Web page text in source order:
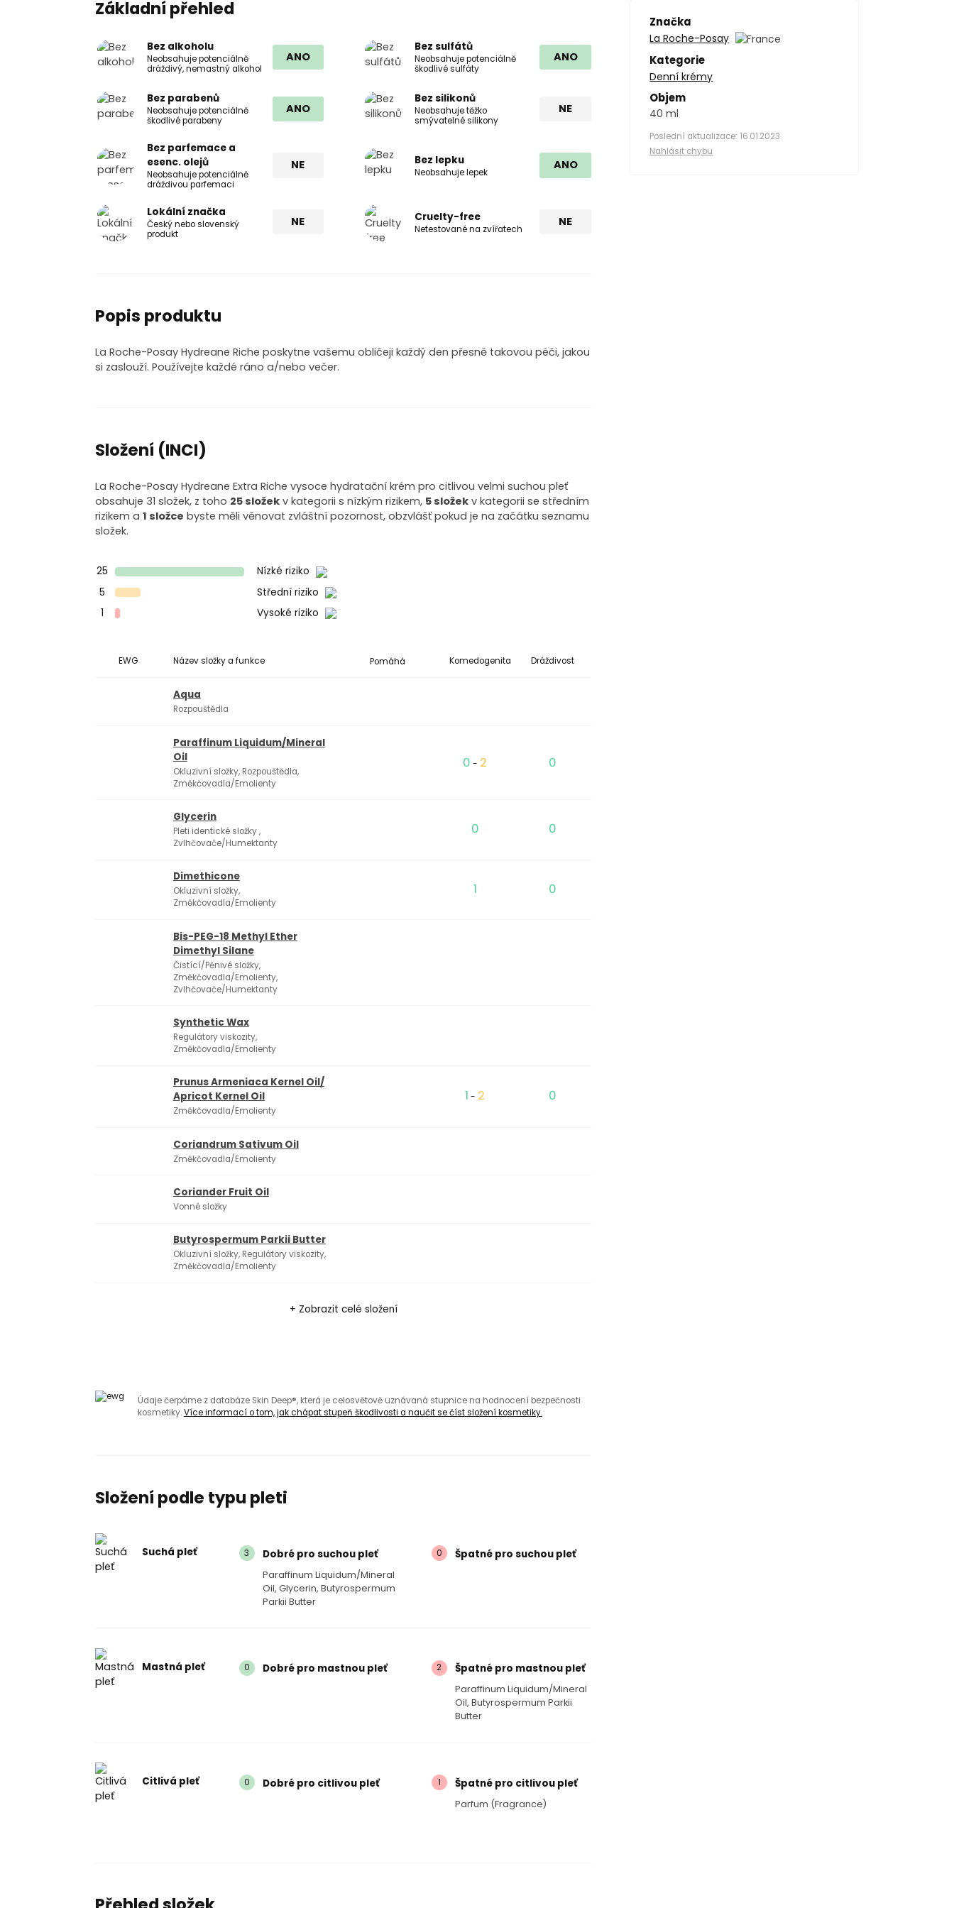
Základní přehled
Bez alkoholu
Neobsahuje potenciálně
dráždivý, nemastný alkohol
ANO
Bez sulfátů
Neobsahuje potenciálně
škodlivé sulfáty
ANO
Bez parabenů
Neobsahuje potenciálně
škodlivé parabeny
ANO
Bez silikonů
Neobsahuje těžko
smývatelné silikony
NE
Bez parfemace a
esenc. olejů
Neobsahuje potenciálně
dráždivou parfemaci
NE Bez lepku
Neobsahuje lepek
ANO
Lokální značka
Český nebo slovenský
produkt
NE Cruelty-free
Netestované na zvířatech
NE
Popis produktu
La Roche-Posay Hydreane Riche poskytne vašemu obličeji každý den přesně takovou péči, jakou
si zaslouží. Používejte každé ráno a/nebo večer.
Složení (INCI)
La Roche-Posay Hydreane Extra Riche vysoce hydratační krém pro citlivou velmi suchou pleť
obsahuje 31 složek, z toho 25 složek v kategorii s nízkým rizikem, 5 složek v kategorii se středním
rizikem a1 složce byste měli věnovat zvláštní pozornost, obzvlášť pokud je na začátku seznamu
složek.
25
Nízké riziko
5
Střední riziko
1
Vysoké riziko
EWG Název složky a funkce Pomáhá Komedogenita Dráždivost
Aqua
Rozpouštědla
Paraffinum Liquidum/​Mineral
Oil
Okluzivní složky, Rozpouštědla,
Změkčovadla/Emolienty
0 - 2 0
Glycerin
Pleti identické složky ,
Zvlhčovače/Humektanty
0 0
Dimethicone
Okluzivní složky,
Změkčovadla/Emolienty
1 0
Bis-PEG-18 Methyl Ether
Dimethyl Silane
Čistící/Pěnivé složky,
Změkčovadla/Emolienty,
Zvlhčovače/Humektanty
Synthetic Wax
Regulátory viskozity,
Změkčovadla/Emolienty
Prunus Armeniaca Kernel Oil/​
Apricot Kernel Oil
Změkčovadla/Emolienty
1 - 2 0
Coriandrum Sativum Oil
Změkčovadla/Emolienty
Coriander Fruit Oil
Vonné složky
Butyrospermum Parkii Butter
Okluzivní složky, Regulátory viskozity,
Změkčovadla/Emolienty
+ Zobrazit celé složení
Údaje čerpáme z databáze Skin Deep®, která je celosvětově uznávaná stupnice na hodnocení bezpečnosti
kosmetiky.Více informací o tom, jak chápat stupeň škodlivosti a naučit se číst složení kosmetiky.
Složení podle typu pleti
Suchá pleť 3 Dobré pro suchou pleť
Paraffinum Liquidum/​mineral
Oil, Glycerin, Butyrospermum
Parkii Butter
0 Špatné pro suchou pleť
Mastná pleť 0 Dobré pro mastnou pleť 2 Špatné pro mastnou pleť
Paraffinum Liquidum/​mineral
Oil, Butyrospermum Parkii
Butter
Citlivá pleť 0 Dobré pro citlivou pleť 1 Špatné pro citlivou pleť
Parfum (fragrance)
Značka
La Roche-Posay
Kategorie
Denní krémy
Objem
40 ml
Poslední aktualizace: 16.01.2023
Nahlásit chybu